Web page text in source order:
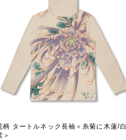
柄 タートルネック長袖＜糸菊に木蓮/白
＞